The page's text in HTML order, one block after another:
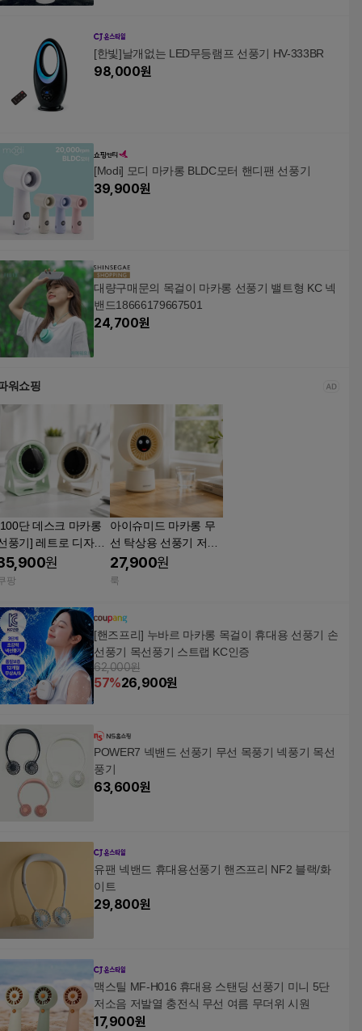
[한빛]날개없는 LED무등램프 선풍기 HV-333BR
98,000원
[Modi] 모디 마카롱 BLDC모터 핸디팬 선풍기
39,900원
대량구매문의 목걸이 마카롱 선풍기 밸트형 KC 넥
밴드18666179667501
24,700원
워쇼핑
단 데스크 마카롱
풍기] 레트로 디자인
상용 욕실용 벽걸이
선풍기 Milky beige
원
팡
아이슈미드 마카롱 무
선 탁상용 선풍기 저소
음 USB 충전식 미니선
풍기
27,900원
룩
[핸즈프리] 누바르 마카롱 목걸이 휴대용 선풍기 손
선풍기 목선풍기 스트랩 KC인증
62,000원
57%26,900원
POWER7 넥밴드 선풍기 무선 목풍기 넥풍기 목선
풍기
63,600원
유팬 넥밴드 휴대용선풍기 핸즈프리 NF2 블랙/화
이트
29,800원
맥스틸 MF-H016 휴대용 스탠딩 선풍기 미니 5단
저소음 저발열 충전식 무선 여름 무더위 시원
17,900원